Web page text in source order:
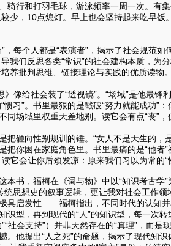
行和打羽毛球，游泳频率一周一次。有
少，10点熄灯。早上也会坚持起来吃早饭。
每个人都是“表演者”，揭示了社会规范如
我们反思各类“常识”的社会建构本质，为
养批判思维、链接理论与实践的优质读物。
像给社会装了“透视镜”。“场域”是他最锋
惯习”。书里最狠的是戳破“努力就能成功
同场域里权重天差地别。读它会有点“丧”
砸向性别规训的锤。“女人不是天生的，
把你困在家庭角色里。书里最痛的是“他
读它会让你后颈发凉：原来我们习以为常
书，福柯在《词与物》中以“知识考古学”
思想史的叙事逻辑，更让我对社会工作领
具启发性——福柯指出，不同时代的认知
识型，再到现代的“人”的知识型，每一次
”“社会支持”）并非天然存在的“真理”，而
。他提出“人之死”的命题，揭示了现代